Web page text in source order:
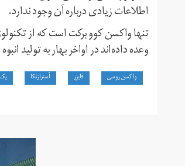
اطلاعات زیادی درباره آن وجود ندارد.
تنها واکسن کوو برکت است که از
وعده‌ داده‌اند در اواخر بهار به تولید
واکسن روسی فایزر آسترازنکا